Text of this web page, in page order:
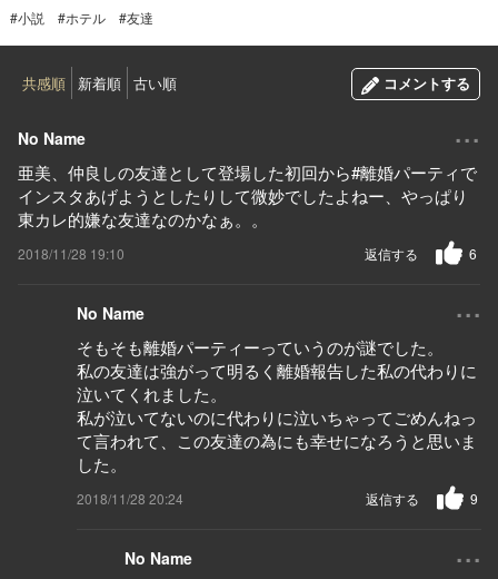
#小説 #ホテル #友達
共感順 新着順 古い順 コメントする
No Name ...
亜美、仲良しの友達として登場した初回から#離婚パーティで
インスタあげようとしたりして微妙でしたよねー、やっぱり
東カレ的嫌な友達なのかなぁ。。
2018/11/28 19:10 6
返信する
No Name ...
そもそも離婚パーティーっていうのが謎でした。
私の友達は強がって明るく離婚報告した私の代わりに
泣いてくれました。
私が泣いてないのに代わりに泣いちゃってごめんねっ
て言われて、この友達の為にも幸せになろうと思いま
した。
2018/11/28 20:24 9
返信する
No Name ...